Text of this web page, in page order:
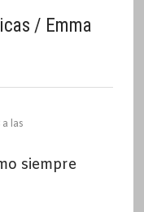
/ Emma
las
siempre